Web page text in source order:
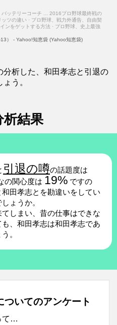
ッテリーコーチ ... 2016プロ野球最終戦の
ツの違い · プロ野球、戦力外通告、自由契
ンをゲットする方法 · プロ野球、史上最強
） - Yahoo!知恵袋 (Yahoo知恵袋)
分析した、和田孝志と引退の
う。
析結果
引退の噂の話題度は
の関心度は 19% ですの
田孝志とを勘違いをしてい
ょうか。
しまい、昔の仕事はできな
も、和田孝志は和田孝志であ
。
いてのアンケート
て…